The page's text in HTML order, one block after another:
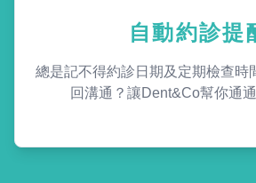
自動約診提
總是記不得約診日期及定期檢查時
回溝通？讓Dent&Co幫你通通